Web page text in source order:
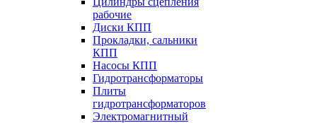
рабочие
Диски КПП
Прокладки, сальники
КПП
Насосы КПП
Гидротрансформаторы
Плиты
гидротрансформаторов
Электромагнитный